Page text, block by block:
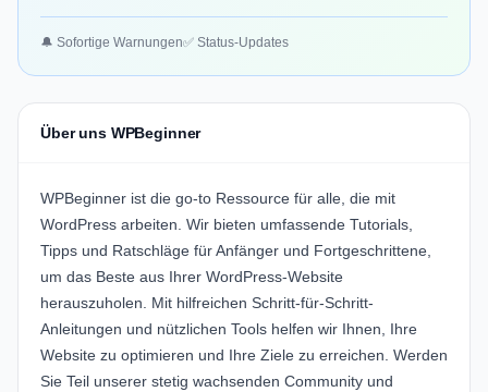
🔔 Sofortige Warnungen✅ Status-Updates
Über uns WPBeginner
WPBeginner ist die go-to Ressource für alle, die mit
WordPress arbeiten. Wir bieten umfassende Tutorials,
Tipps und Ratschläge für Anfänger und Fortgeschrittene,
um das Beste aus Ihrer WordPress-Website
herauszuholen. Mit hilfreichen Schritt-für-Schritt-
Anleitungen und nützlichen Tools helfen wir Ihnen, Ihre
Website zu optimieren und Ihre Ziele zu erreichen. Werden
Sie Teil unserer stetig wachsenden Community und